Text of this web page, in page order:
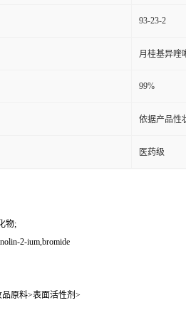
93-23-2
月桂基异喹
99%
依据产品性
医药级
物;
2-ium,bromide
原料>表面活性剂>